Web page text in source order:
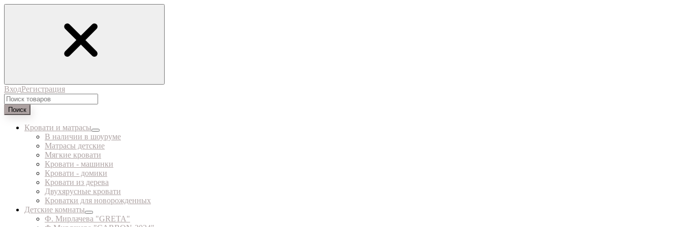
ВходРегистрация
Поиск
Кровати и матрасы
В наличии в шоуруме
Матрасы детские
Мягкие кровати
Кровати - машинки
Кровати - домики
Кровати из дерева
Двухярусные кровати
Кроватки для новорожденных
Детские комнаты
Ф. Мирлачева "GRETA"